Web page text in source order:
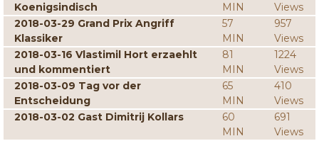
Koenigsindisch
MIN
Views
2018-03-29 Grand Prix Angriff
Klassiker
57
MIN
957
Views
2018-03-16 Vlastimil Hort erzaehlt
und kommentiert
81
MIN
1224
Views
2018-03-09 Tag vor der
Entscheidung
65
MIN
410
Views
2018-03-02 Gast Dimitrij Kollars
60
MIN
691
Views